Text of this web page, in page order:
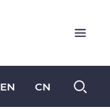
EN CN